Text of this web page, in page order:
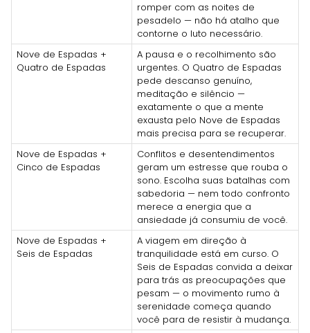
romper com as noites de
pesadelo — não há atalho que
contorne o luto necessário.
Nove de Espadas +
Quatro de Espadas
A pausa e o recolhimento são
urgentes. O Quatro de Espadas
pede descanso genuíno,
meditação e silêncio —
exatamente o que a mente
exausta pelo Nove de Espadas
mais precisa para se recuperar.
Nove de Espadas +
Cinco de Espadas
Conflitos e desentendimentos
geram um estresse que rouba o
sono. Escolha suas batalhas com
sabedoria — nem todo confronto
merece a energia que a
ansiedade já consumiu de você.
Nove de Espadas +
Seis de Espadas
A viagem em direção à
tranquilidade está em curso. O
Seis de Espadas convida a deixar
para trás as preocupações que
pesam — o movimento rumo à
serenidade começa quando
você para de resistir à mudança.